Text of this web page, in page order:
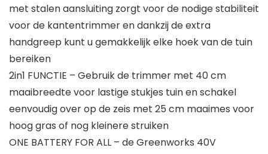
met stalen aansluiting zorgt voor de nodige stabiliteit
voor de kantentrimmer en dankzij de extra
handgreep kunt u gemakkelijk elke hoek van de tuin
bereiken
2in1 FUNCTIE – Gebruik de trimmer met 40 cm
maaibreedte voor lastige stukjes tuin en schakel
eenvoudig over op de zeis met 25 cm maaimes voor
hoog gras of nog kleinere struiken
ONE BATTERY FOR ALL – de Greenworks 40V